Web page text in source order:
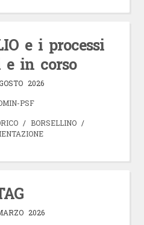
e i processi
e in corso
2026
PSF
/ BORSELLINO/
2026